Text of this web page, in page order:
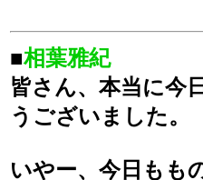
■相葉雅紀
皆さん、本当に今
うございました。
いやー、今日もも